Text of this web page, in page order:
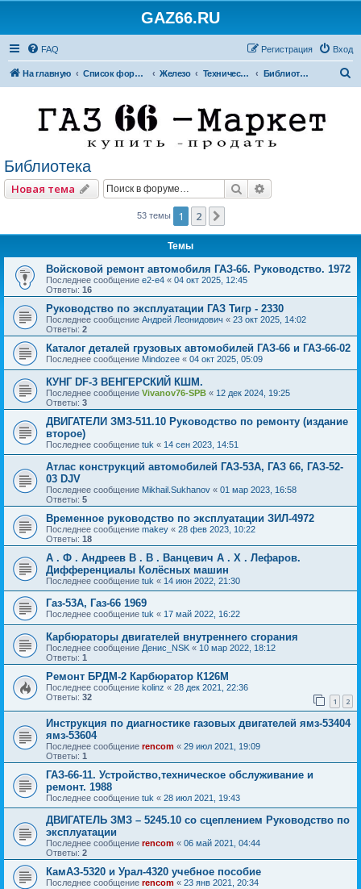
GAZ66.RU
FAQ Вход
Регистрация
На главную Список форумов Железо Технический форум Библиотека
Библиотека
Новая тема Поиск
53 темы 1 2
Темы
Войсковой ремонт автомобиля ГАЗ-66. Руководство. 1972
Последнее сообщение e2-e4 « 04 окт 2025, 12:45
Ответы: 16
Руководство по эксплуатации ГАЗ Тигр - 2330
Последнее сообщение Андрей Леонидович « 23 окт 2025, 14:02
Ответы: 2
Каталог деталей грузовых автомобилей ГАЗ-66 и ГАЗ-66-02
Последнее сообщение Mindozee « 04 окт 2025, 05:09
КУНГ DF-3 ВЕНГЕРСКИЙ КШМ.
Последнее сообщение Vivanov76-SPB « 12 дек 2024, 19:25
Ответы: 3
ДВИГАТЕЛИ ЗМЗ-511.10 Руководство по ремонту (издание
второе)
Последнее сообщение tuk « 14 сен 2023, 14:51
Атлас конструкций автомобилей ГАЗ-53А, ГАЗ 66, ГАЗ-52-
03 DJV
Последнее сообщение Mikhail.Sukhanov « 01 мар 2023, 16:58
Ответы: 5
Временное руководство по эксплуатации ЗИЛ-4972
Последнее сообщение makey « 28 фев 2023, 10:22
Ответы: 18
А . Ф . Андреев В . В . Ванцевич А . Х . Лефаров.
Дифференциалы Колёсных машин
Последнее сообщение tuk « 14 июн 2022, 21:30
Газ-53А, Газ-66 1969
Последнее сообщение tuk « 17 май 2022, 16:22
Карбюраторы двигателей внутреннего сгорания
Последнее сообщение Денис_NSK « 10 мар 2022, 18:12
Ответы: 1
Ремонт БРДМ-2 Карбюратор К126М
Последнее сообщение kolinz « 28 дек 2021, 22:36
Ответы: 32 1 2
Инструкция по диагностике газовых двигателей ямз-53404
ямз-53604
Последнее сообщение rencom « 29 июл 2021, 19:09
Ответы: 1
ГАЗ-66-11. Устройство,техническое обслуживание и
ремонт. 1988
Последнее сообщение tuk « 28 июл 2021, 19:43
ДВИГАТЕЛЬ ЗМЗ – 5245.10 со сцеплением Руководство по
эксплуатации
Последнее сообщение rencom « 06 май 2021, 04:44
Ответы: 2
КамАЗ-5320 и Урал-4320 учебное пособие
Последнее сообщение rencom « 23 янв 2021, 20:34